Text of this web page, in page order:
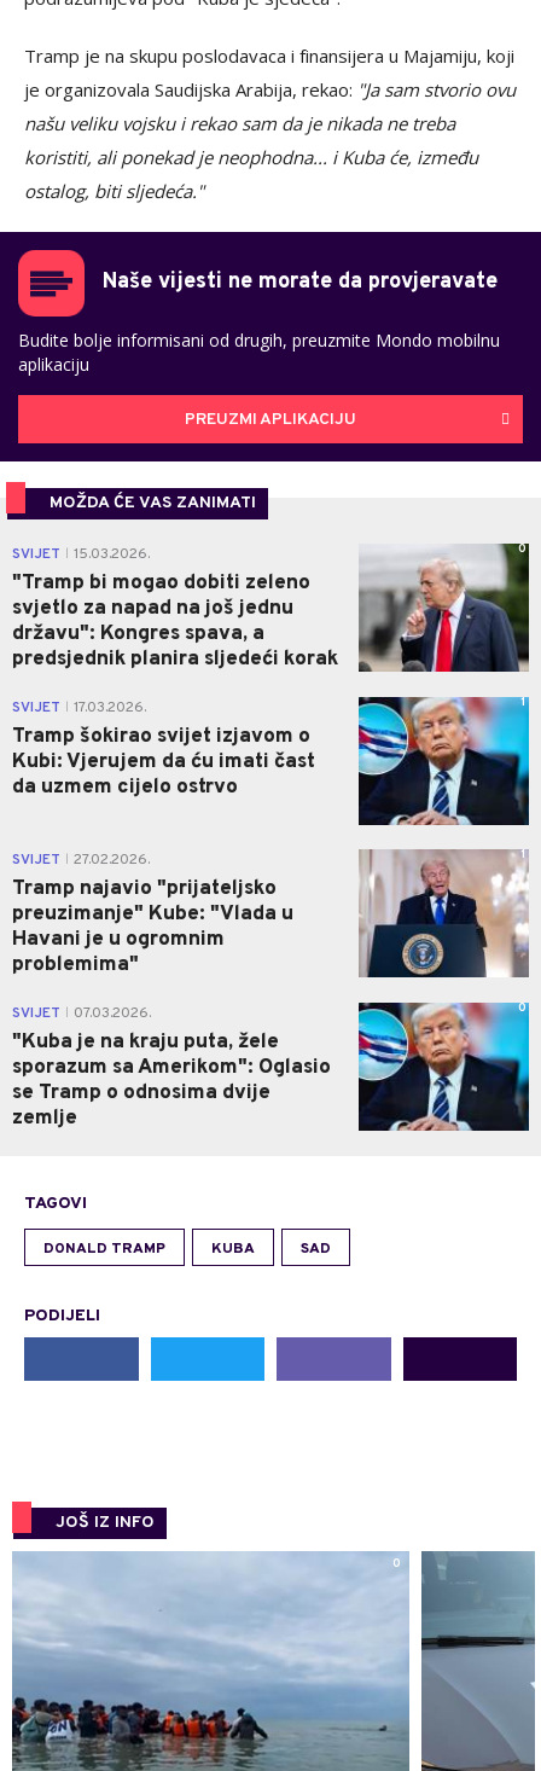
Tramp je na skupu poslodavaca i finansijera u Majamiju, koji
je organizovala Saudijska Arabija, rekao: "Ja sam stvorio ovu
našu veliku vojsku i rekao sam da je nikada ne treba
koristiti, ali ponekad je neophodna... i Kuba će, između
ostalog, biti sljedeća."
Naše vijesti ne morate da provjeravate
Budite bolje informisani od drugih, preuzmite Mondo mobilnu
aplikaciju
PREUZMI APLIKACIJU
MOŽDA ĆE VAS ZANIMATI
SVIJET 15.03.2026.
"Tramp bi mogao dobiti zeleno
svjetlo za napad na još jednu
državu": Kongres spava, a
predsjednik planira sljedeći korak
0
SVIJET 17.03.2026.
Tramp šokirao svijet izjavom o
Kubi: Vjerujem da ću imati čast
da uzmem cijelo ostrvo
1
SVIJET 27.02.2026.
Tramp najavio "prijateljsko
preuzimanje" Kube: "Vlada u
Havani je u ogromnim
problemima"
1
SVIJET 07.03.2026.
"Kuba je na kraju puta, žele
sporazum sa Amerikom": Oglasio
se Tramp o odnosima dvije
zemlje
0
TAGOVI
DONALD TRAMP KUBA SAD
PODIJELI
JOŠ IZ INFO
0